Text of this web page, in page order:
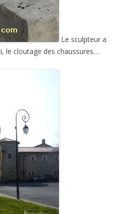
Le sculpteur a
le cloutage des chaussures…